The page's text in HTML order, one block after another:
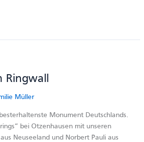
Ringwall
Müller
Monument Deutschlands.
bei Otzenhausen mit unseren
Neuseeland und Norbert Pauli aus